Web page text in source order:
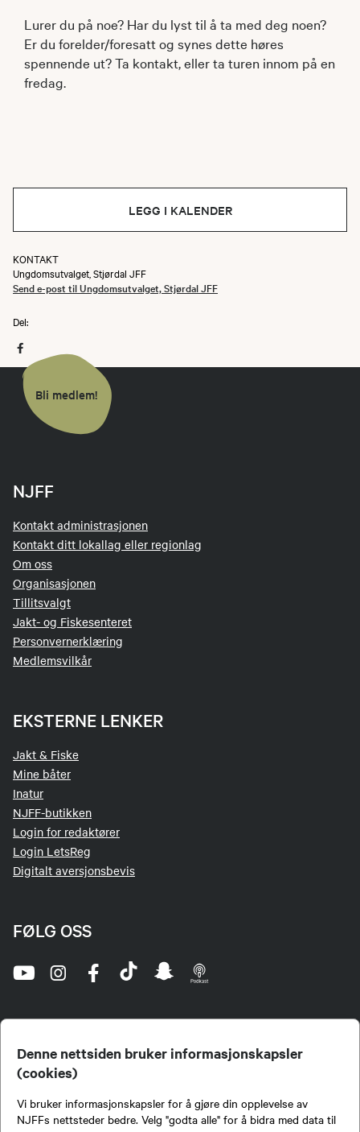
Denne nettsiden bruker informasjonskapsler
(cookies)
Vi bruker informasjonskapsler for å gjøre din opplevelse av
NJFFs nettsteder bedre. Velg "godta alle" for å bidra med data til
Lurer du på noe? Har du lyst til å ta med deg noen?
Er du forelder/foresatt og synes dette høres
spennende ut? Ta kontakt, eller ta turen innom på en
fredag.
LEGG I KALENDER
KONTAKT
Ungdomsutvalget, Stjørdal JFF
Send e-post til Ungdomsutvalget, Stjørdal JFF
Del:
Bli medlem!
NJFF
Kontakt administrasjonen
Kontakt ditt lokallag eller regionlag
Om oss
Organisasjonen
Tillitsvalgt
Jakt- og Fiskesenteret
Personvernerklæring
Medlemsvilkår
EKSTERNE LENKER
Jakt & Fiske
Mine båter
Inatur
NJFF-butikken
Login for redaktører
Login LetsReg
Digitalt aversjonsbevis
FØLG OSS
jegere og sportsfiskere og et av de viktigste miljøene for formidling av kunnskap om jakt og
fiske i Norge. Vi er en partipolitisk nøytral organisasjon, men har et sterkt jakt-, fiske-, og